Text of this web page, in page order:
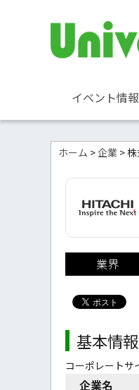
イベント情報
ホーム > 企業 >
業界
基本情報
コーポレートサ
企業名